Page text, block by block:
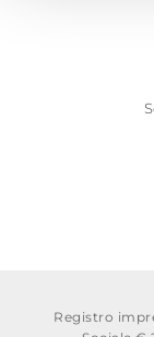
Registro